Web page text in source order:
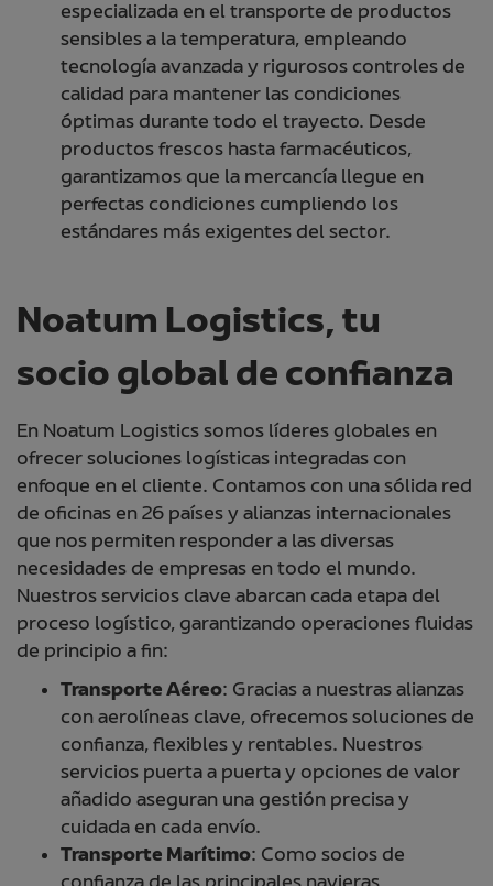
especializada en el transporte de productos
sensibles a la temperatura, empleando
tecnología avanzada y rigurosos controles de
calidad para mantener las condiciones
óptimas durante todo el trayecto. Desde
productos frescos hasta farmacéuticos,
garantizamos que la mercancía llegue en
perfectas condiciones cumpliendo los
estándares más exigentes del sector.
Noatum Logistics, tu
socio global de confianza
En Noatum Logistics somos líderes globales en
ofrecer soluciones logísticas integradas con
enfoque en el cliente. Contamos con una sólida red
de oficinas en 26 países y alianzas internacionales
que nos permiten responder a las diversas
necesidades de empresas en todo el mundo.
Nuestros servicios clave abarcan cada etapa del
proceso logístico, garantizando operaciones fluidas
de principio a fin:
Transporte Aéreo: Gracias a nuestras alianzas
con aerolíneas clave, ofrecemos soluciones de
confianza, flexibles y rentables. Nuestros
servicios puerta a puerta y opciones de valor
añadido aseguran una gestión precisa y
cuidada en cada envío.
Transporte Marítimo: Como socios de